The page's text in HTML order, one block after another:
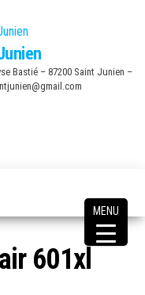
Bastié – 87200 Saint Junien –
601xl
MENU